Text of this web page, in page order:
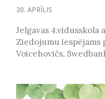
30. APRĪLIS
Jelgavas 4.vidusskola
Ziedojumu
Voicehovičs,